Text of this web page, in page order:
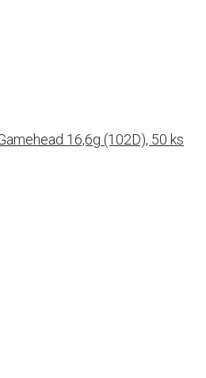
16,6g (102D), 50 ks